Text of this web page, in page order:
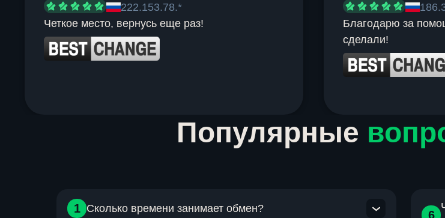
222.153.78.*
Четкое место, вернусь еще раз!
Благодарю за
сделали!
Популярные
1 Сколько времени занимает обмен?
6